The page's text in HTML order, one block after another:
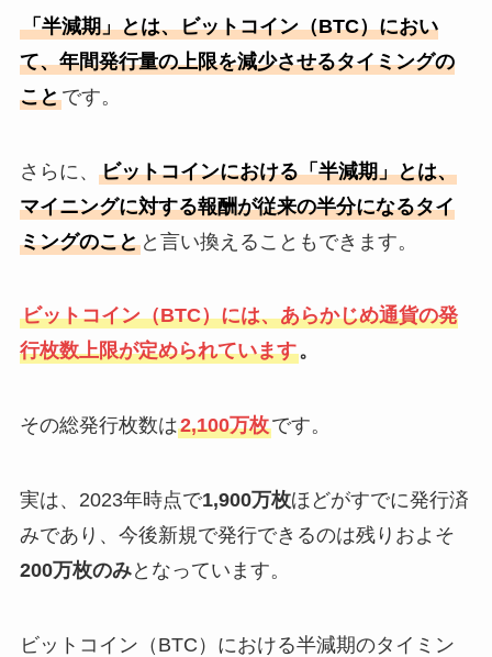
「半減期」とは、ビットコイン（BTC）におい
て、年間発行量の上限を減少させるタイミングの
ことです。
さらに、 ビットコインにおける「半減期」とは、
マイニングに対する報酬が従来の半分になるタイ
ミングのことと言い換えることもできます。
ビットコイン（BTC）には、あらかじめ通貨の発
行枚数上限が定められています。
その総発行枚数は2,100万枚です。
実は、2023年時点で1,900万枚ほどがすでに発行済
みであり、今後新規で発行できるのは残りおよそ
200万枚のみとなっています。
ビットコイン（BTC）における半減期のタイミン